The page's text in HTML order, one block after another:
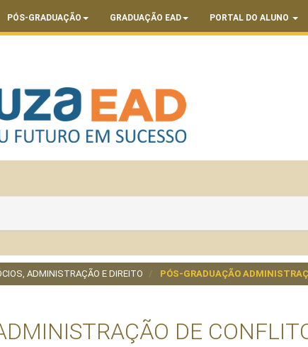
PÓS-GRADUAÇÃO GRADUAÇÃO EAD PORTAL DO ALUNO
ADMINISTRAÇÃO E DIREITO PÓS-GRADUAÇÃO
DE